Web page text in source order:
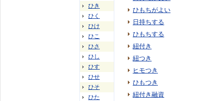
ひき
ひく
ひけ
ひこ
ひさ
ひし
ひす
ひせ
ひそ
ひた
ひもちがよい
日持ちする
ひもちする
紐付き
紐つき
ヒモつき
ひもつき
紐付き融資